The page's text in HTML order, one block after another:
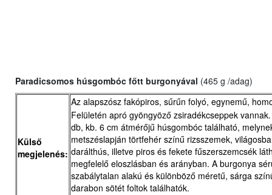
Paradicsomos húsgombóc főtt burgonyával (465 g /adag)
Külső
megjelenés:
Az alapszósz fakópiros, sűrűn folyó, egynemű,
Felületén apró gyöngyöző zsiradékcseppek
db, kb. 6 cm átmérőjű húsgombóc található,
metszéslapján törtfehér színű rizsszemek,
darálthús, illetve piros és fekete fűszerszemcsék
megfelelő eloszlásban és arányban. A burgonya
szabálytalan alakú és különböző méretű, sárga
darabon sötét foltok találhatók.